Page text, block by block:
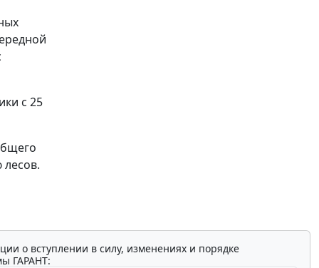
с 25
о вступлении в силу, изменениях и порядке
ГАРАНТ: